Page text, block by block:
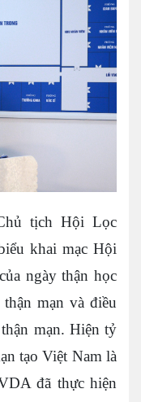
tịch Hội Lọc
khai mạc Hội
ngày thận học
mạn và điều
mạn. Hiện tỷ
tạo Việt Nam là
đã thực hiện